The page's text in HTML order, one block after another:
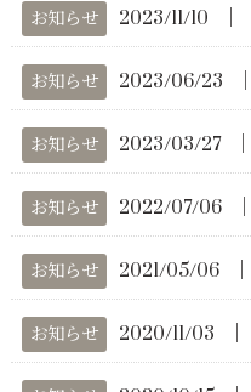
お知らせ 2023/11/10
お知らせ 2023/06/23
お知らせ 2023/03/27
お知らせ 2022/07/06
お知らせ 2021/05/06
お知らせ 2020/11/03